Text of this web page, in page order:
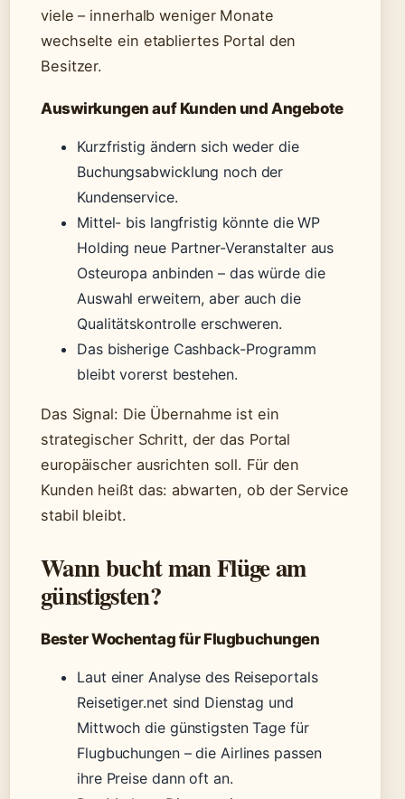
viele – innerhalb weniger Monate
wechselte ein etabliertes Portal den
Besitzer.
Auswirkungen auf Kunden und Angebote
Kurzfristig ändern sich weder die
Buchungsabwicklung noch der
Kundenservice.
Mittel- bis langfristig könnte die WP
Holding neue Partner-Veranstalter aus
Osteuropa anbinden – das würde die
Auswahl erweitern, aber auch die
Qualitätskontrolle erschweren.
Das bisherige Cashback-Programm
bleibt vorerst bestehen.
Das Signal: Die Übernahme ist ein
strategischer Schritt, der das Portal
europäischer ausrichten soll. Für den
Kunden heißt das: abwarten, ob der Service
stabil bleibt.
Wann bucht man Flüge am
günstigsten?
Bester Wochentag für Flugbuchungen
Laut einer Analyse des Reiseportals
Reisetiger.net sind Dienstag und
Mittwoch die günstigsten Tage für
Flugbuchungen – die Airlines passen
ihre Preise dann oft an.